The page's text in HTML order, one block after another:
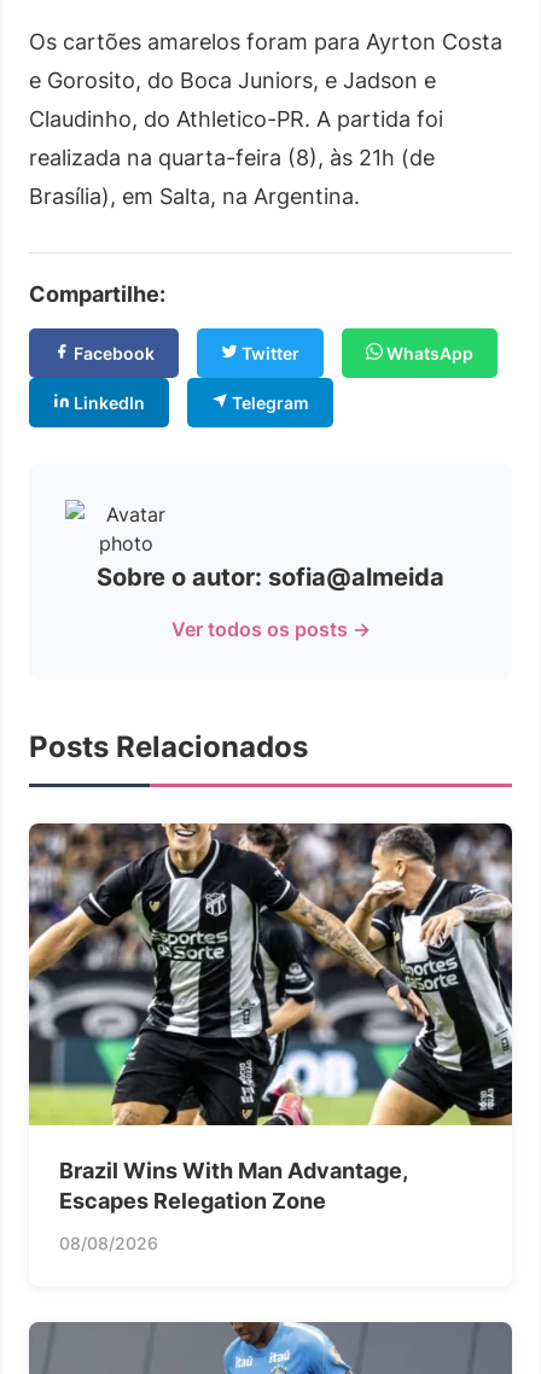
Os cartões amarelos foram para Ayrton Costa
e Gorosito, do Boca Juniors, e Jadson e
Claudinho, do Athletico-PR. A partida foi
realizada na quarta-feira (8), às 21h (de
Brasília), em Salta, na Argentina.
Compartilhe:
Facebook Twitter WhatsApp
LinkedIn Telegram
Sobre o autor: sofia@almeida
Ver todos os posts →
Posts Relacionados
Brazil Wins With Man Advantage,
Escapes Relegation Zone
08/08/2026